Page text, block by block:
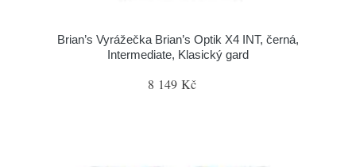
Brian’s Vyrážečka Brian’s Optik X4 INT, černá,
Intermediate, Klasický gard
8 149 Kč